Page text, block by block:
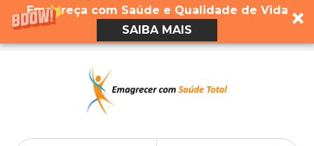
Emagreça com Saúde e Qualidade de Vida
SAIBA MAIS